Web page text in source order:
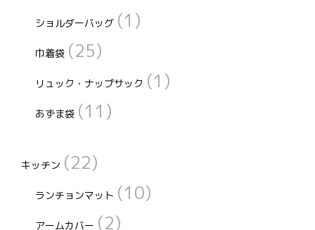
ショルダーバッグ (1)
巾着袋 (25)
リュック・ナップサック (1)
あずま袋 (11)
キッチン (22)
ランチョンマット (10)
アームカバー (2)